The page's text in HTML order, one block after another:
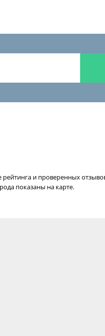
и проверенных
показаны на карте.